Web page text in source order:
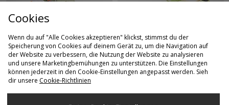
SCHNELLKAUF
Nike Blazer Court
DVDL
70,00€
SCHNELLKAUF
New Balance Gator
War120,00€
Cookies
Wenn du auf "Alle Cookies akzeptieren" klickst, stimmst du der
Speicherung von Cookies auf deinem Gerät zu, um die Navigation auf
der Website zu verbessern, die Nutzung der Website zu analysieren
und unsere Marketingbemühungen zu unterstützen. Die Einstellungen
können jederzeit in den Cookie-Einstellungen angepasst werden. Sieh
dir unsere Cookie-Richtlinien